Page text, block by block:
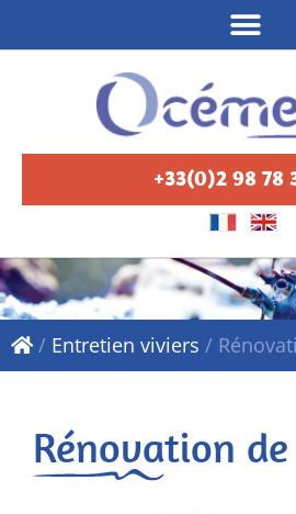
+33(0)2 98 78
/ Entretien viviers /
Rénovation